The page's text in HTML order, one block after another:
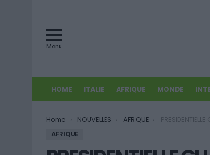
Menu
HOME ITALIE AFRIQUE MONDE
You are here:
Home NOUVELLES AFRIQUE
PRESIDENTIELLE GHANEENNE:
AFRIQUE